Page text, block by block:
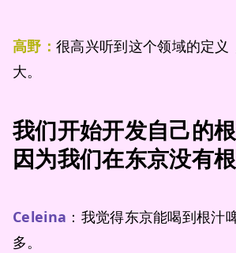
高野： 很高兴听到这个领域的定义
大。
我们开始开发自己的
因为我们在东京没有根
Celeina ：我觉得东京能喝到根汁
多。